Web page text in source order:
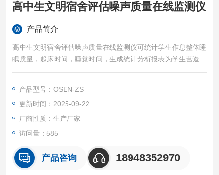
高中生文明宿舍评估噪声质量在线监测仪
产品简介
高中生文明宿舍评估噪声质量在线监测仪可统计学生作息整体睡
眠质量，起床时间，睡觉时间，生成统计分析报表为学生营造一
个安静和谐的作息环境，确保学生群体睡眠质量，助力提升学习
产品型号：OSEN-ZS
更新时间：2025-09-22
厂商性质：生产厂家
访问量：585
产品咨询 18948352970